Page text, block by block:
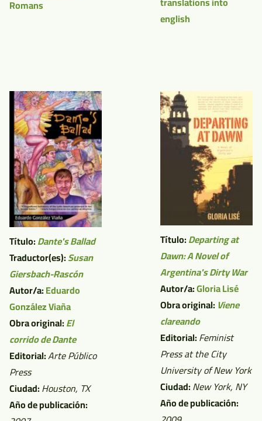
Romans
english
Título:Dante's Ballad
Traductor(es):Susan
Giersbach-Rascón
Autor/a:Eduardo
González Viaña
Obra original:El
corrido de Dante
Editorial:Arte Público
Press
Ciudad:Houston, TX
Año de publicación:
Título:Departing at
Dawn: A Novel of
Argentina's Dirty War
Autor/a:Gloria Lisé
Obra original: Viene
clareando
Editorial:Feminist
Press at the City
University of New York
Ciudad:New York, NY
Año de publicación: